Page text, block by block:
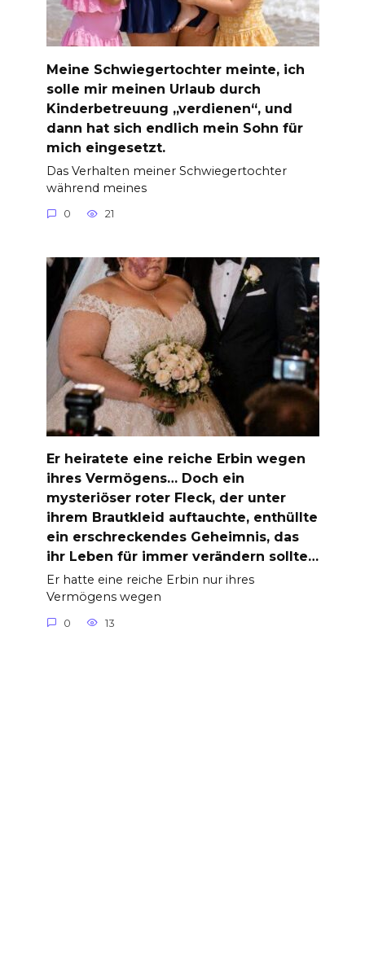
Meine Schwiegertochter meinte, ich
solle mir meinen Urlaub durch
Kinderbetreuung „verdienen“, und
dann hat sich endlich mein Sohn für
mich eingesetzt.
Das Verhalten meiner Schwiegertochter
während meines
0 21
Er heiratete eine reiche Erbin wegen
ihres Vermögens… Doch ein
mysteriöser roter Fleck, der unter
ihrem Brautkleid auftauchte, enthüllte
ein erschreckendes Geheimnis, das
ihr Leben für immer verändern sollte…
Er hatte eine reiche Erbin nur ihres
Vermögens wegen
0 13